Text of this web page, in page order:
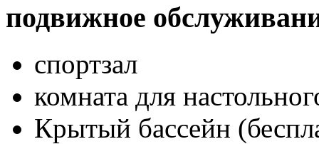
подвижное
спортзал
комната для
Крытый бассейн